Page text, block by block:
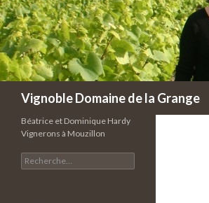
Vignoble Domaine de la Grange
Béatrice et Dominique Hardy
Vignerons à Mouzillon
R
e